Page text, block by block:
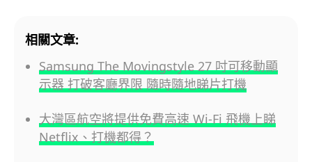
相關文章:
Samsung The Movingstyle 27 吋可移動顯
示器 打破客廳界限 隨時隨地睇片打機
大灣區航空將提供免費高速 Wi-Fi 飛機上睇
Netflix、打機都得？